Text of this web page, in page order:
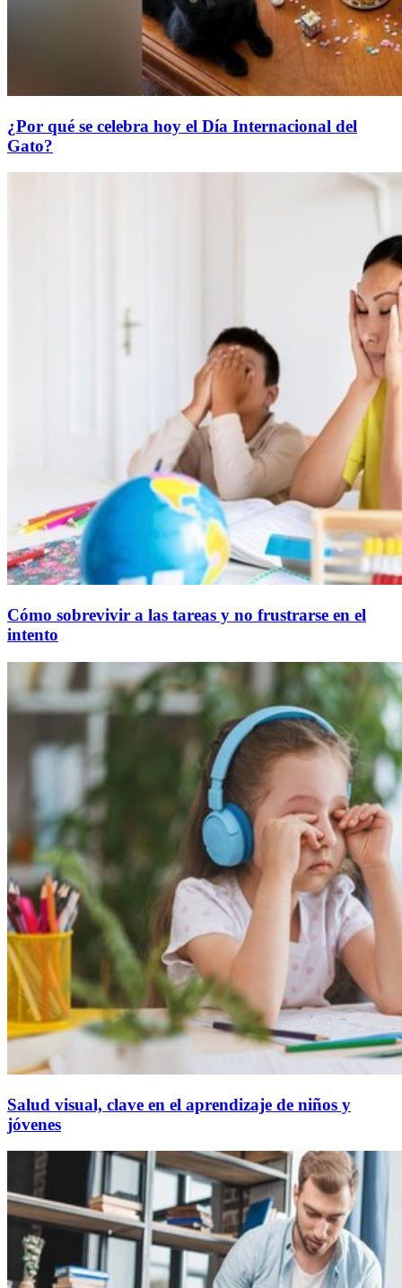
¿Por qué se celebra hoy el Día Internacional del
Gato?
Cómo sobrevivir a las tareas y no frustrarse en el
intento
Salud visual, clave en el aprendizaje de niños y
jóvenes